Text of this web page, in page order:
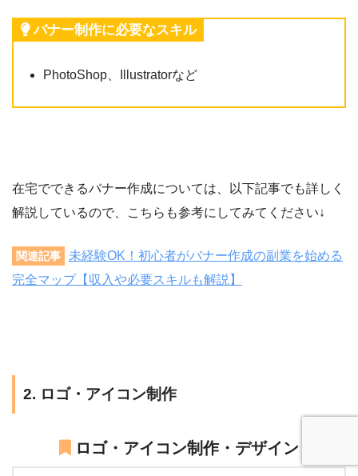
バナー制作に必要なスキル
PhotoShop、Illustratorなど
在宅でできるバナー作成については、以下記事でも詳しく
解説しているので、こちらも参考にしてみてください↓
関連記事
未経験OK！初心者がバナー作成の副業を始める
完全マップ【収入や必要スキルも解説】
2. ロゴ・アイコン制作
ロゴ・アイコン制作・デザイン